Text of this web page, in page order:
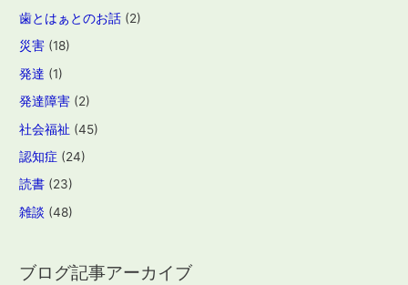
歯とはぁとのお話 (2)
災害 (18)
発達 (1)
発達障害 (2)
社会福祉 (45)
認知症 (24)
読書 (23)
雑談 (48)
ブログ記事アーカイブ